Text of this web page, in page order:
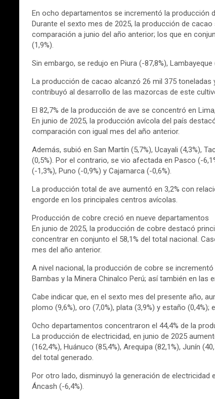
En ocho departamentos se incrementó la producción
Durante el sexto mes de 2025, la producción de
comparación a junio del año anterior; los que en
(1,9%).
Sin embargo, se redujo en Piura (-87,8%),
La producción de cacao alcanzó 26 mil 375
contribuyó al desarrollo de las mazorcas de este
El 82,7% de la producción de ave se concentró en
En junio de 2025, la producción avícola del país
comparación con igual mes del año anterior.
Además, subió en San Martín (5,7%), Ucayali (4,3%),
(0,5%). Por el contrario, se vio afectada en Pasco (-
(-1,3%), Puno (-0,9%) y Cajamarca (-0,6%).
La producción total de ave aumentó en 3,2% con
engorde en los principales centros avícolas.
Producción de cobre creció en nueve departamentos
En junio de 2025, la producción de cobre destacó
concentrar en conjunto el 58,1% del total nacional.
mes del año anterior.
A nivel nacional, la producción de cobre se
Bambas y la Minera Chinalco Perú; así también en las
Cabe indicar que, en el sexto mes del presente año,
plomo (9,6%), oro (7,0%), plata (3,9%) y estaño
Ocho departamentos concentraron el 44,4% de la
La producción de electricidad, en junio de 2025
(162,4%), Huánuco (85,4%), Arequipa (82,1%), Junín
del total generado.
Por otro lado, disminuyó la generación de electricidad
Áncash (-6,4%).